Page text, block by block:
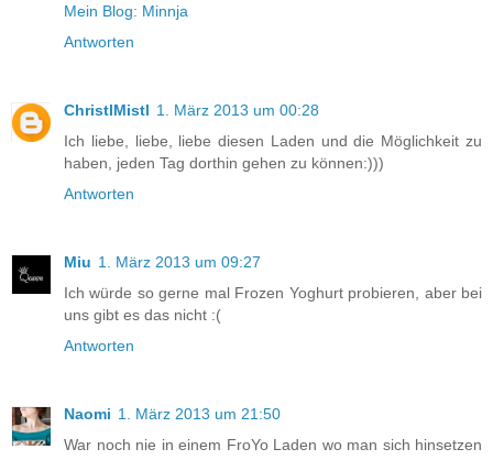
Mein Blog: Minnja
Antworten
ChristlMistl 1. März 2013 um 00:28
Ich liebe, liebe, liebe diesen Laden und die Möglichkeit zu
haben, jeden Tag dorthin gehen zu können:)))
Antworten
Miu 1. März 2013 um 09:27
Ich würde so gerne mal Frozen Yoghurt probieren, aber bei
uns gibt es das nicht :(
Antworten
Naomi 1. März 2013 um 21:50
War noch nie in einem FroYo Laden wo man sich hinsetzen